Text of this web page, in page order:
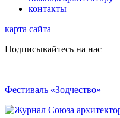
контакты
карта сайта
Подписывайтесь на нас
Фестиваль «Зодчество»